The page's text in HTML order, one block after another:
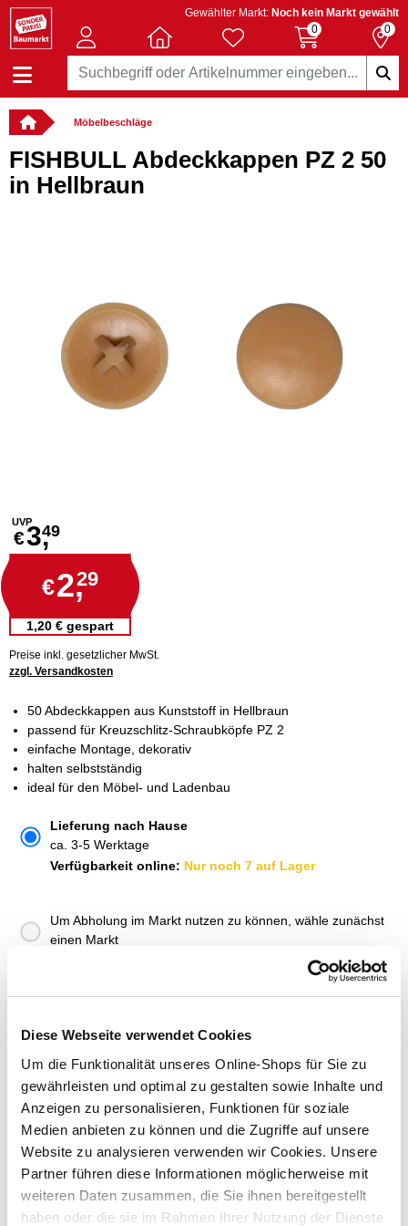
Diese Webseite verwendet Cookies
Um die Funktionalität unseres Online-Shops für Sie zu
gewährleisten und optimal zu gestalten sowie Inhalte und
Anzeigen zu personalisieren, Funktionen für soziale
Medien anbieten zu können und die Zugriffe auf unsere
Website zu analysieren verwenden wir Cookies. Unsere
Partner führen diese Informationen möglicherweise mit
weiteren Daten zusammen, die Sie ihnen bereitgestellt
haben oder die sie im Rahmen Ihrer Nutzung der Dienste
Gewählter Markt: Noch kein Markt gewählt
0
0
Möbelbeschläge
FISHBULL Abdeckkappen PZ 2 50
in Hellbraun
UVP
€3,49
€2,29
1,20 € gespart
Preise inkl. gesetzlicher MwSt.
zzgl. Versandkosten
50 Abdeckkappen aus Kunststoff in Hellbraun
passend für Kreuzschlitz-Schraubköpfe PZ 2
einfache Montage, dekorativ
halten selbstständig
ideal für den Möbel- und Ladenbau
Lieferung nach Hause
ca. 3-5 Werktage
Verfügbarkeit online: Nur noch 7 auf Lager
Um Abholung im Markt nutzen zu können, wähle zunächst
einen Markt
Menge
In den Warenkorb
Merken
ZUBEHÖR UND PASSENDE ARTIKEL: